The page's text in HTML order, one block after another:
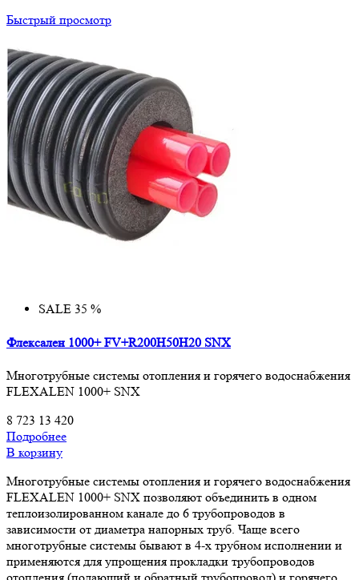
Быстрый просмотр
SALE 35 %
Флексален 1000+ FV+R200H50H20 SNX
Многотрубные системы отопления и горячего водоснабжения
FLEXALEN 1000+ SNX
8 723 13 420
Подробнее
В корзину
Многотрубные системы отопления и горячего водоснабжения
FLEXALEN 1000+ SNX позволяют объединить в одном
теплоизолированном канале до 6 трубопроводов в
зависимости от диаметра напорных труб. Чаще всего
многотрубные системы бывают в 4-х трубном исполнении и
применяются для упрощения прокладки трубопроводов